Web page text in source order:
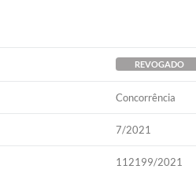
REVOGADO
Concorrência
7/2021
112199/2021